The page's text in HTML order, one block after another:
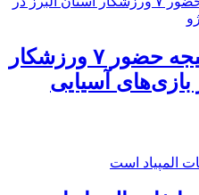
۲ مدال برنز نتیجه حضور ۷ ورزشکار
بازی‌های آسیایی